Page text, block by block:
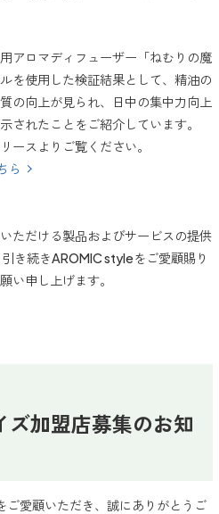
アロマディフューザー「ねむりの魔
を使用した検証結果として、精油の
の向上が見られ、日中の集中力向上
されたことをご紹介しています。
ースよりご覧ください。
ら
ただける製品およびサービスの提供
き続きAROMIC styleをご愛顧賜り
い申し上げます。
ズ加盟店募集のお知
ご愛顧いただき、誠にありがとうご